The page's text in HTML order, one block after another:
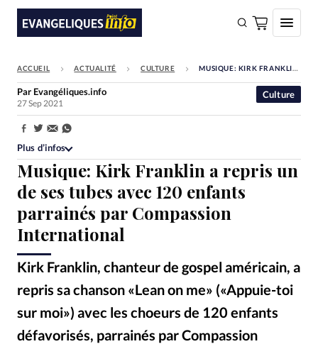
FAIRE UN DON
Faire un don
Eglises
Société
Monde
Bible
Toute l'actualité
Se connecter
Devise:CHF
RUBRIQUES
Toute l'actualité Bible Culture
Economie
ACCUEIL ACTUALITÉ CULTURE MUSIQUE: KIRK FRANKLIN A REPRIS UN DE SES TUBES AVEC 120 ENFANTS PARRAINÉS PAR COMPASSION INTERNATIONAL
Musique: Kirk Franklin a repris un
de ses tubes avec 120 enfants
parrainés par Compassion
International
Kirk Franklin, chanteur de gospel américain, a
repris sa chanson «Lean on me» («Appuie-toi
sur moi») avec les choeurs de 120 enfants
défavorisés, parrainés par Compassion
Culture
Par Evangéliques.info
27 Sep 2021
Partager:
Plus d’infos